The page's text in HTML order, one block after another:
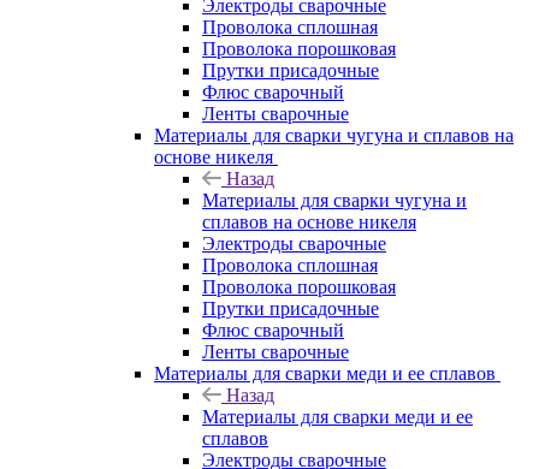
Электроды сварочные
Проволока сплошная
Проволока порошковая
Прутки присадочные
Флюс сварочный
Ленты сварочные
Материалы для сварки чугуна и сплавов на
основе никеля
Назад
Материалы для сварки чугуна и
сплавов на основе никеля
Электроды сварочные
Проволока сплошная
Проволока порошковая
Прутки присадочные
Флюс сварочный
Ленты сварочные
Материалы для сварки меди и ее сплавов
Назад
Материалы для сварки меди и ее
сплавов
Электроды сварочные